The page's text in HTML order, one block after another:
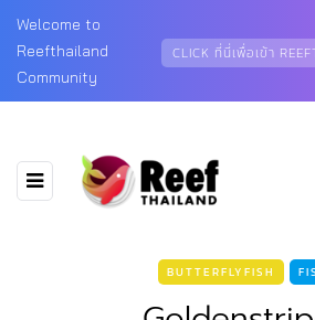
Welcome to
Reefthailand
Community
CLICK ที่นี่เพื่อเข้า
BUTTERFLYFISH